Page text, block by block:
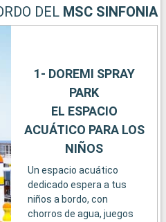
DEL MSC SINFONIA
1- DOREMI SPRAY
PARK
EL ESPACIO
ACUÁTICO PARA LOS
NIÑOS
Un espacio acuático
dedicado espera a tus
niños a bordo, con
chorros de agua, juegos